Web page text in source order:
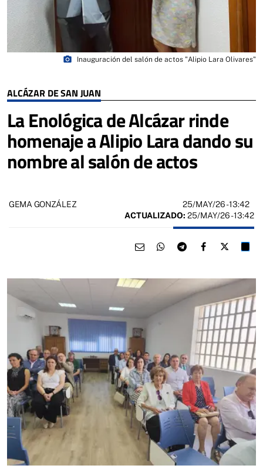
ALCÁZAR DE SAN JUAN
La Enológica de Alcázar rinde
homenaje a Alipio Lara dando su
nombre al salón de actos
photo_camera Inauguración del salón de actos "Alipio Lara Olivares"
GEMA GONZÁLEZ 25/MAY/26- 13:42
ACTUALIZADO: 25/MAY/26 - 13:42